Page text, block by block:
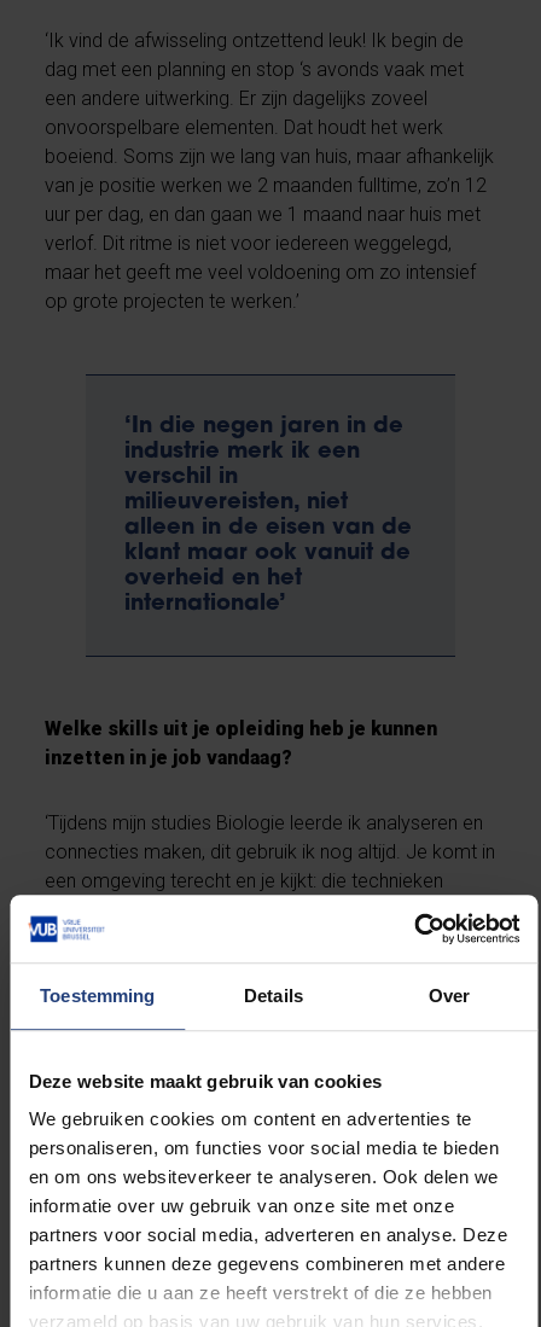
Toestemming Details Over
Deze website maakt gebruik van cookies
We gebruiken cookies om content en advertenties te
personaliseren, om functies voor social media te bieden
en om ons websiteverkeer te analyseren. Ook delen we
informatie over uw gebruik van onze site met onze
partners voor social media, adverteren en analyse. Deze
partners kunnen deze gegevens combineren met andere
informatie die u aan ze heeft verstrekt of die ze hebben
verzameld op basis van uw gebruik van hun services.
‘Ik vind de afwisseling ontzettend leuk! Ik begin de
dag met een planning en stop ‘s avonds vaak met
een andere uitwerking. Er zijn dagelijks zoveel
onvoorspelbare elementen. Dat houdt het werk
boeiend. Soms zijn we lang van huis, maar afhankelijk
van je positie werken we 2 maanden fulltime, zo’n 12
uur per dag, en dan gaan we 1 maand naar huis met
verlof. Dit ritme is niet voor iedereen weggelegd,
maar het geeft me veel voldoening om zo intensief
op grote projecten te werken.’
‘In die negen jaren in de
industrie merk ik een
verschil in
milieuvereisten, niet
alleen in de eisen van de
klant maar ook vanuit de
overheid en het
internationale’
Welke skills uit je opleiding heb je kunnen
inzetten in je job vandaag?
‘Tijdens mijn studies Biologie leerde ik analyseren en
connecties maken, dit gebruik ik nog altijd. Je komt in
een omgeving terecht en je kijkt: die technieken
worden gebruikt en die effecten zien we en dan
onderzoek je welke invloeden dat heeft op het
ecosysteem. Tijdens de opleiding leer je met
voorbeelden en nu gebruik je die informatie als een
geheel in je dagelijks leven.’
Welke essentiële skills leerde je bij doorheen
je carrière?
‘Ik heb leren onderhandelen om gedaan te krijgen
wat nodig is op vlak van milieu. Ik werk in de industrie
en milieuzaken zijn er niet altijd een logisch gegeven.
Ik moet onderhandelen om bepaalde milieuaspecten
op te leggen aan operationele teams. Ook in